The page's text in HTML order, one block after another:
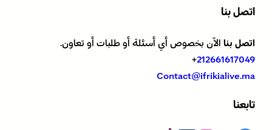
اتصل بنا
اتصل بنا الآن بخصوص أي أسئلة أو طلبات أو تعاون.
212661617049
+
Contact@ifrikialive.ma
تابعنا